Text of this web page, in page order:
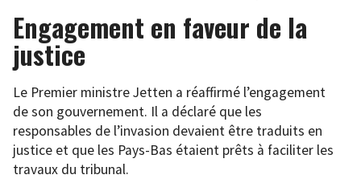
Engagement en faveur de la
justice
Le Premier ministre Jetten a réaffirmé l’engagement
de son gouvernement. Il a déclaré que les
responsables de l’invasion devaient être traduits en
justice et que les Pays-Bas étaient prêts à faciliter les
travaux du tribunal.